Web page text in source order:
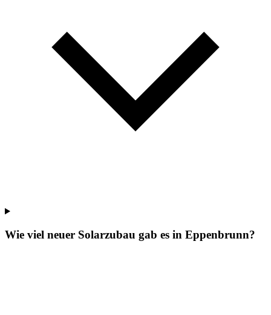
Wie viel neuer Solarzubau gab es in Eppenbrunn?